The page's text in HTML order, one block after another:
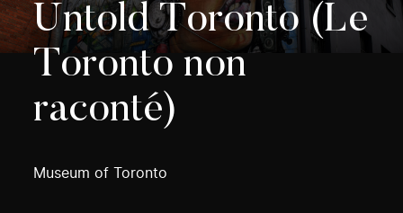
Untold Toronto (Le
Toronto non
raconté)
Museum of Toronto